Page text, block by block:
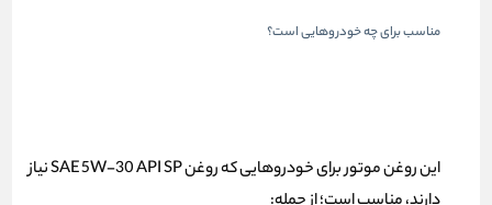
مناسب برای چه خودروهایی است؟
این روغن موتور برای خودروهایی که روغنSAE 5W-30 API SPنیاز